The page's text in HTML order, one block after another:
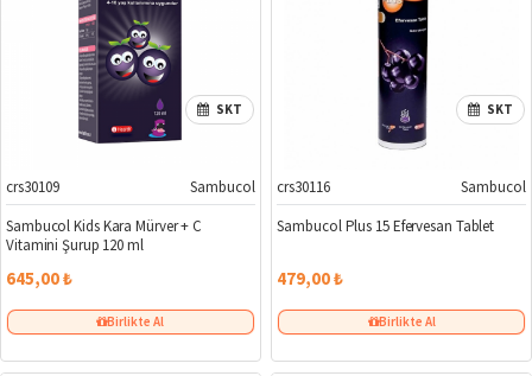
SKT
crs30109
Sambucol
Sambucol Kids Kara Mürver + C
Vitamini Şurup 120 ml
645,00 ₺
Birlikte Al
SKT
crs30116
Sambucol
Sambucol Plus 15 Efervesan Tablet
479,00 ₺
Birlikte Al